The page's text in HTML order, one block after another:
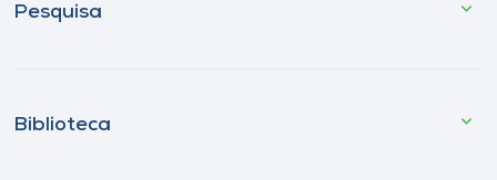
Pesquisa
Biblioteca